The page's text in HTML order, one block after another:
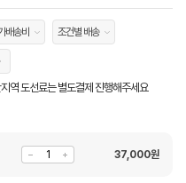
배송비 조건별 배송
역 도선료는 별도결제 진행해주세요
37,000원